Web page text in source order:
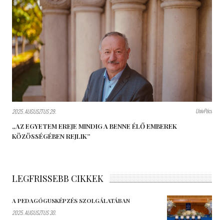
2025. AUGUSZTUS 29. UnivPécs
„AZ EGYETEM EREJE MINDIG A BENNE ÉLŐ EMBEREK
KÖZÖSSÉGÉBEN REJLIK”
LEGFRISSEBB CIKKEK
A PEDAGÓGUSKÉPZÉS SZOLGÁLATÁBAN
2025. AUGUSZTUS 30.